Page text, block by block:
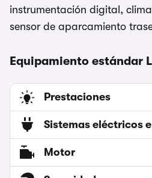
instrumentación digital,
sensor de aparcamiento
Equipamiento estándar
Prestaciones
Sistemas eléctricos
Motor